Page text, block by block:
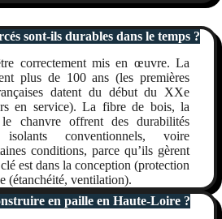
sont-ils durables dans le temps ?
correctement mis en œuvre. La
plus de 100 ans (les premières
datent du début du XXe
en service). La fibre de bois, la
chanvre offrent des durabilités
conventionnels, voire
conditions, parce qu’ils gèrent
est dans la conception (protection
(étanchéité, ventilation).
en paille en Haute-Loire ?